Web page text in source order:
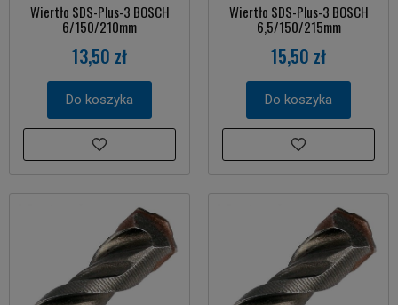
Wiertło SDS-Plus-3 BOSCH
6/150/210mm
13,50 zł
Do koszyka
Wiertło SDS-Plus-3 BOSCH
6,5/150/215mm
15,50 zł
Do koszyka